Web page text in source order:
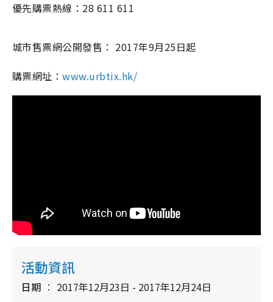
優先購票熱線：28 611 611
城市售票網公開發售： 2017年9月25日起
購票網址：www.urbtix.hk/
活動資訊
日期
2017年12月23日 - 2017年12月24日